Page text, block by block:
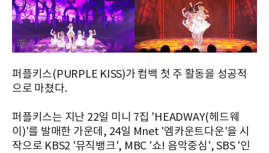
퍼플키스(PURPLE KISS)가 컴백 첫 주 활동을 성공적
으로 마쳤다.
퍼플키스는 지난 22일 미니 7집 'HEADWAY(헤드웨
이)'를 발매한 가운데, 24일 Mnet '엠카운트다운'을 시
작으로 KBS2 '뮤직뱅크', MBC '쇼! 음악중심', SBS '인